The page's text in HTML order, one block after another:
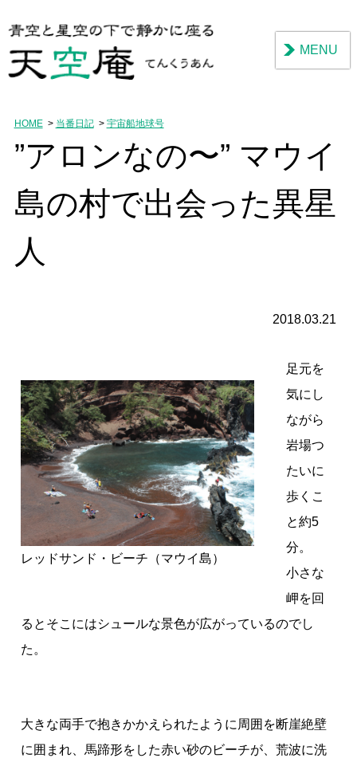
MENU
HOME 当番日記 宇宙船地球号
”アロンなの〜” マウイ
島の村で出会った異星
人
2018.03.21
レッドサンド・ビーチ（マウイ島）
足元を
気にし
ながら
岩場つ
たいに
歩くこ
と約5
分。
小さな
岬を回
るとそこにはシュールな景色が広がっているのでし
た。
大きな両手で抱きかかえられたように周囲を断崖絶壁
に囲まれ、馬蹄形をした赤い砂のビーチが、荒波に洗